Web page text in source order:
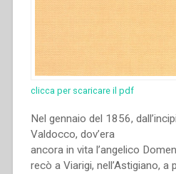
clicca per scaricare il pdf
Nel gennaio del 1856,
Valdocco, dov’era
ancora in vita l’angelico
recò a Viarigi, nell’Astigiano, a